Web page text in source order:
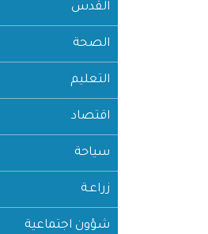
القدس
الصحة
التعليم
اقتصاد
سياحة
زراعـة
شؤون اجتماعية